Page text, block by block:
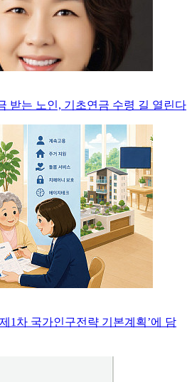
받는 노인, 기초연금 수령 길 열린다
1차 국가인구전략 기본계획’에 담